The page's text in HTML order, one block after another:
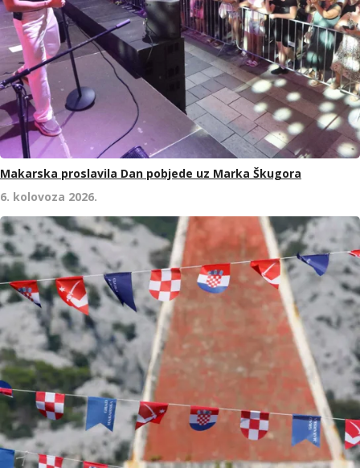
Makarska proslavila Dan pobjede uz Marka Škugora
6. kolovoza 2026.